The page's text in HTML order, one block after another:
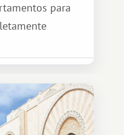
para